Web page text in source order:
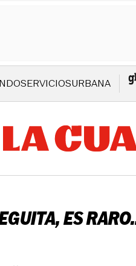
SERVICIOSURBANA
ES